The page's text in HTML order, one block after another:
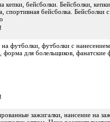
бейсболки. Бейсболки,
спортивная бейсболка.
футболки, футболки с
для болельщиков, фанатские
зажигалки, нансение на